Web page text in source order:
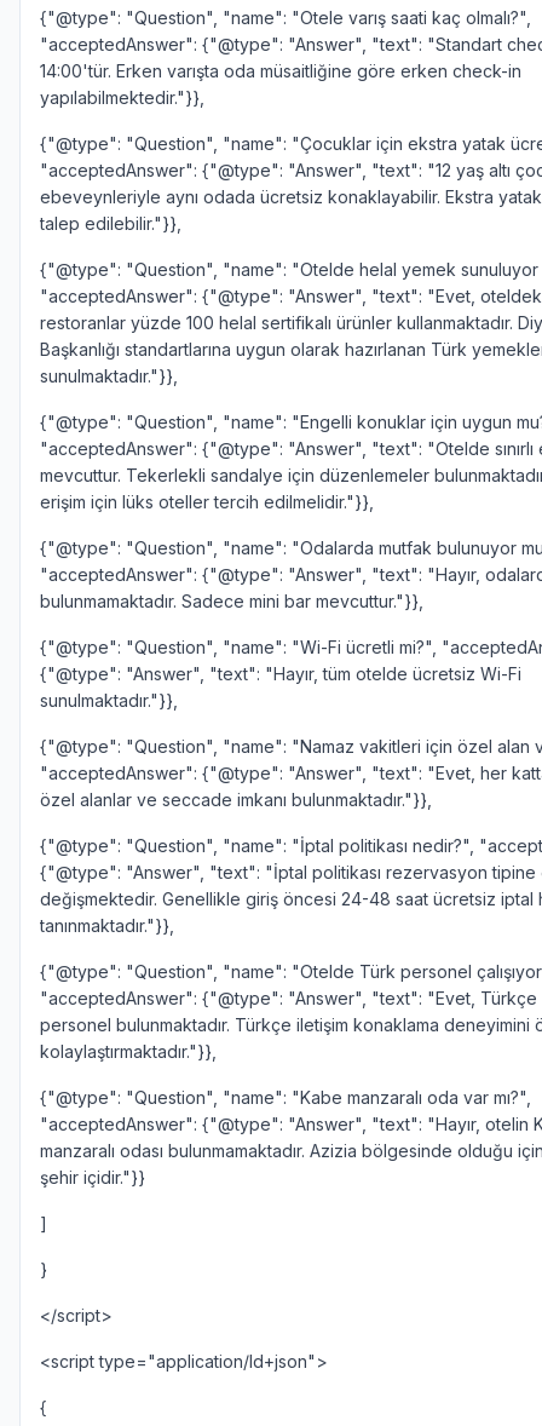
{"@type": "Question", "name": "Otele varış saati kaç olmalı?",
"acceptedAnswer": {"@type": "Answer", "text": "Standart
14:00'tür. Erken varışta oda müsaitliğine göre erken check-in
yapılabilmektedir."}},
{"@type": "Question", "name": "Çocuklar için ekstra yatak
"acceptedAnswer": {"@type": "Answer", "text": "12 yaş altı
ebeveynleriyle aynı odada ücretsiz konaklayabilir. Ekstra
talep edilebilir."}},
{"@type": "Question", "name": "Otelde helal yemek sunuluyor
"acceptedAnswer": {"@type": "Answer", "text": "Evet,
restoranlar yüzde 100 helal sertifikalı ürünler kullanmaktadır.
Başkanlığı standartlarına uygun olarak hazırlanan Türk
sunulmaktadır."}},
{"@type": "Question", "name": "Engelli konuklar için uygun
"acceptedAnswer": {"@type": "Answer", "text": "Otelde sınırlı
mevcuttur. Tekerlekli sandalye için düzenlemeler
erişim için lüks oteller tercih edilmelidir."}},
{"@type": "Question", "name": "Odalarda mutfak bulunuyor
"acceptedAnswer": {"@type": "Answer", "text": "Hayır,
bulunmamaktadır. Sadece mini bar mevcuttur."}},
{"@type": "Question", "name": "Wi-Fi ücretli mi?",
{"@type": "Answer", "text": "Hayır, tüm otelde ücretsiz Wi-Fi
sunulmaktadır."}},
{"@type": "Question", "name": "Namaz vakitleri için özel alan
"acceptedAnswer": {"@type": "Answer", "text": "Evet, her
özel alanlar ve seccade imkanı bulunmaktadır."}},
{"@type": "Question", "name": "İptal politikası nedir?",
{"@type": "Answer", "text": "İptal politikası rezervasyon tipine
değişmektedir. Genellikle giriş öncesi 24-48 saat ücretsiz iptal
tanınmaktadır."}},
{"@type": "Question", "name": "Otelde Türk personel
"acceptedAnswer": {"@type": "Answer", "text": "Evet, Türkçe
personel bulunmaktadır. Türkçe iletişim konaklama deneyimini
kolaylaştırmaktadır."}},
{"@type": "Question", "name": "Kabe manzaralı oda var mı?",
"acceptedAnswer": {"@type": "Answer", "text": "Hayır, otelin
manzaralı odası bulunmamaktadır. Azizia bölgesinde olduğu
şehir içidir."}}
]
}
</script>
<script type="application/ld+json">
{